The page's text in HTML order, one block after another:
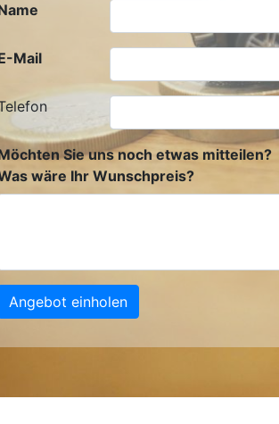
Mail
Sie uns noch etwas mitteilen?
wäre Ihr Wunschpreis?
Angebot einholen